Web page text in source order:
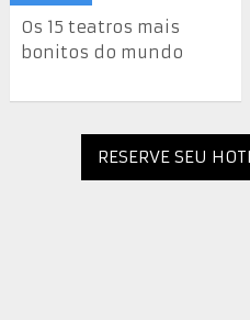
Os 15 teatros mais
bonitos do mundo
RESERVE SEU